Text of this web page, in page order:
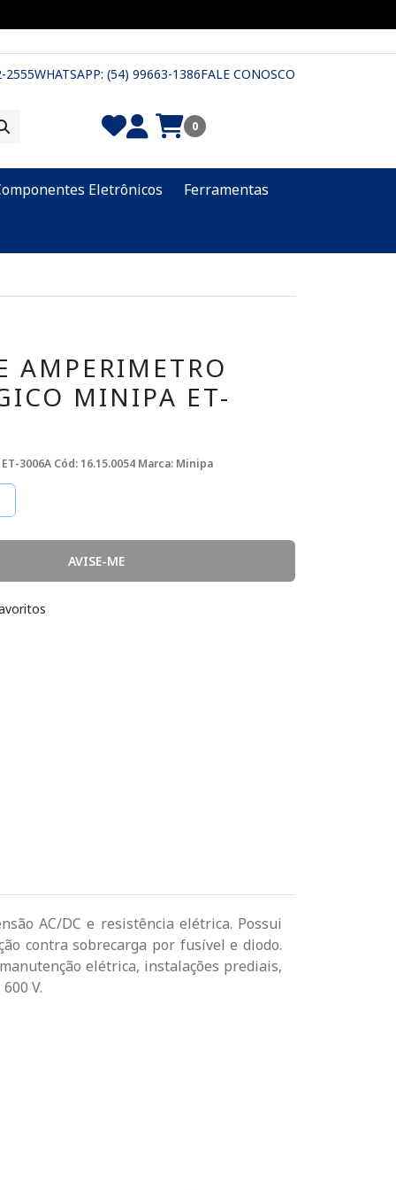
2555WHATSAPP: (54) 99663-1386FALE CONOSCO
0
Eletrônicos Ferramentas
AMPERIMETRO
MINIPA ET-
3006A Cód: 16.15.0054 Marca: Minipa
AVISE-ME
AC/DC e resistência elétrica. Possui
contra sobrecarga por fusível e diodo.
elétrica, instalações prediais,
V.